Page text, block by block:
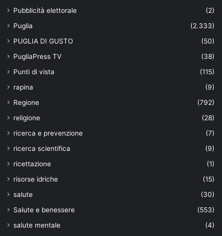
Pubblicità elettorale
(2)
Puglia
(2.333)
PUGLIA DI GUSTO
(50)
PugliaPress TV
(38)
Punti di vista
(115)
rapina
(9)
Regione
(792)
religione
(28)
ricerca e prevenzione
(7)
ricerca scientifica
(9)
ricettazione
(1)
risorse idriche
(15)
salute
(30)
Salute e benessere
(553)
salute mentale
(4)